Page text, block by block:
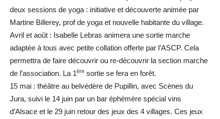
deux sessions de yoga : initiative et découverte animée par
Martine Billerey, prof de yoga et nouvelle habitante du village.
Avril et août : Isabelle Lebras animera une sortie marche
adaptée à tous avec petite collation offerte par l’ASCP. Cela
permettra de faire découvrir ou re-découvrir la section marche
de l’association. La 1ère sortie se fera en forêt.
15 mai : théâtre au belvédère de Pupillin, avec Scènes du
Jura, suivi le 14 juin par un bar éphémère spécial vins
d’Alsace et le 29 juin retour des jeux des 4 villages. Ces jeux